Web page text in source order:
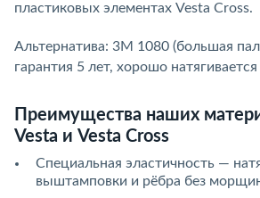
пластиковых элементах Vesta Cross.
Альтернатива: 3M 1080 (большая
гарантия 5 лет, хорошо
Преимущества наших
Vesta и Vesta Cross
Специальная эластичность —
выштамповки и рёбра без